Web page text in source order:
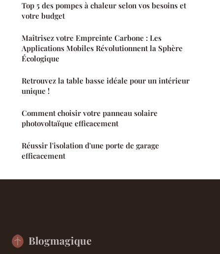
Top 5 des pompes à chaleur selon vos besoins et
votre budget
Maîtrisez votre Empreinte Carbone : Les
Applications Mobiles Révolutionnent la Sphère
Écologique
Retrouvez la table basse idéale pour un intérieur
unique !
Comment choisir votre panneau solaire
photovoltaïque efficacement
Réussir l'isolation d'une porte de garage
efficacement
Blogmagique